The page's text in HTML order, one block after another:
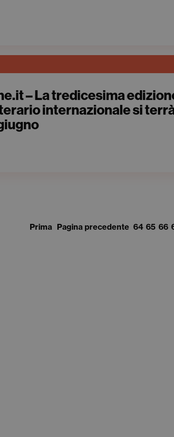
– La tredicesima
internazionale si
Prima Pagina precedente 64 65 66